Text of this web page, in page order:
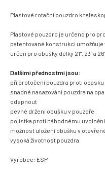
Plastové rotační pouzdro k
Plastové pouzdro je určeno pro
patentované konstrukci umožňuje
určen pro obušky délky 21", 23" a
Dalšími přednostmi jsou:
při protočení pouzdra proti opasku
snadné nasazování pouzdra na
odepnout
pevné držení obušku v pouzdře
pojistka proti náhodnému uvolnění
možnost uložení obušku v
vysoká životnost pouzdra
Výrobce: ESP